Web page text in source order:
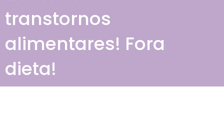
transtornos
alimentares! Fora
dieta!